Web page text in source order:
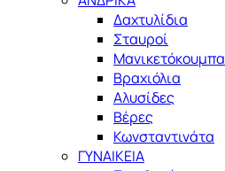
Δαχτυλίδια
Σταυροί
Μανικετόκουμπα
Βραχιόλια
Αλυσίδες
Βέρες
Κωνσταντινάτα
ΓΥΝΑΙΚΕΙΑ